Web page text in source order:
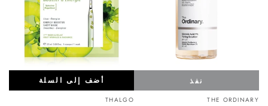
بائع:
THE ORDINARY
نفذ
بائع:
THALGO
أضف إلى السلة